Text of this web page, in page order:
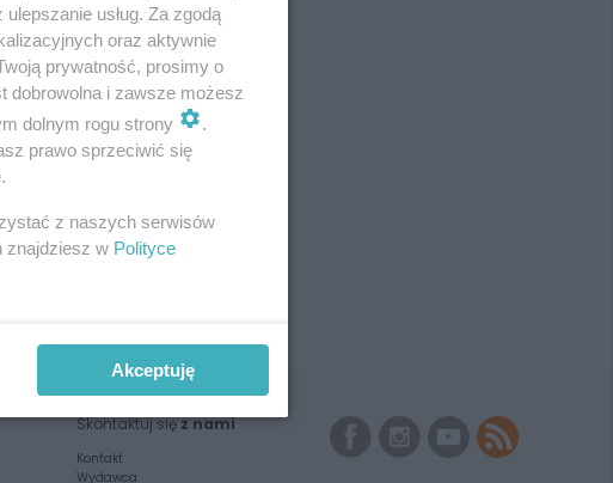
Skontaktuj sięz nami
Kontakt
Wydawca
usług. Za zgodą
oraz aktywnie
prywatność, prosimy o
dobrowolna i zawsze możesz
dolnym rogu strony
.
prawo sprzeciwić się
z naszych serwisów
znajdziesz w Polityce
Akceptuję